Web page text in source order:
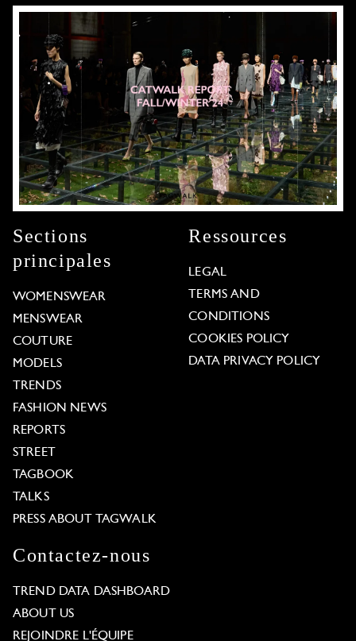
Sections
principales
WOMENSWEAR
MENSWEAR
COUTURE
MODELS
TRENDS
FASHION NEWS
REPORTS
STREET
TAGBOOK
TALKS
PRESS ABOUT TAGWALK
Ressources
LEGAL
TERMS AND
CONDITIONS
COOKIES POLICY
DATA PRIVACY POLICY
Contactez-nous
TREND DATA DASHBOARD
ABOUT US
REJOINDRE L'ÉQUIPE